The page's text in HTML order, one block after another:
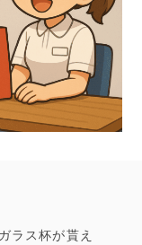
ラス杯が貰え